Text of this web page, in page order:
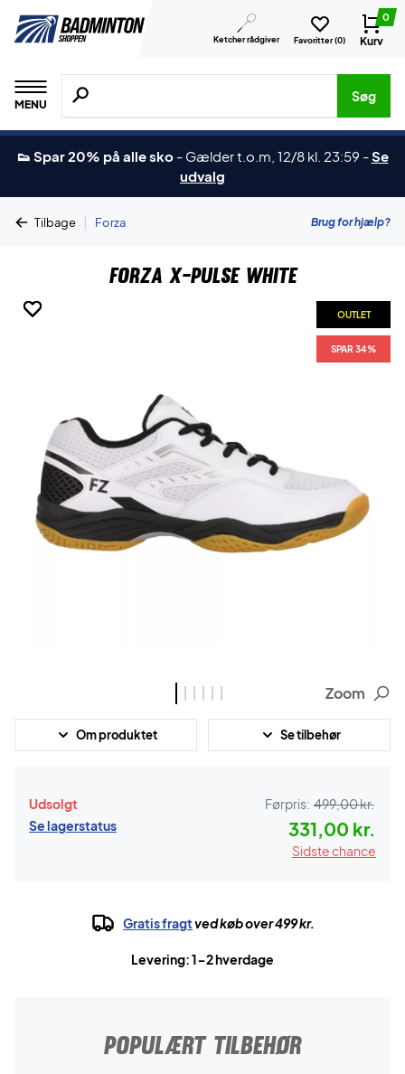
Ketcher rådgiver Favoritter (0)
0
Kurv
MENU
Søg efter produkter, mærker etc.
Søg
👟 Spar 20% på alle sko - Gælder t.o.m, 12/8 kl. 23:59 -Se
udvalg
Tilbage | Forza Brug for hjælp?
Forza X-Pulse White
OUTLET
SPAR 34%
OUTLET
SPAR 34%
OUTLET
SPAR 34%
OUTLET
SPAR 34%
OUTLET
SPAR 34%
OUTLET
SPAR 34%
Zoom
Om produktet Se tilbehør
Udsolgt
Se lagerstatus
Førpris: 499,00 kr.
331,00 kr.
Sidste chance
Gratis fragtved køb over 499 kr.
Levering: 1-2 hverdage
POPULÆRT TILBEHØR